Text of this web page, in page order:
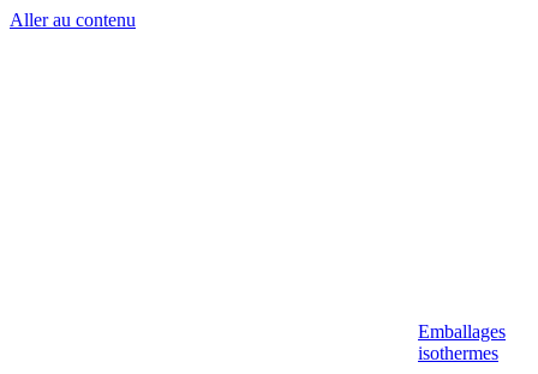
Aller au contenu
Emballages
isothermes